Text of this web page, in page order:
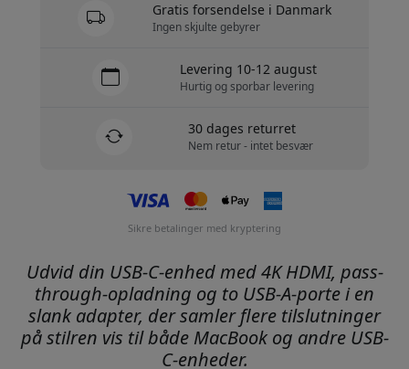
Gratis forsendelse i Danmark
Ingen skjulte gebyrer
Levering 10-12 august
Hurtig og sporbar levering
30 dages returret
Nem retur - intet besvær
Sikre betalinger med kryptering
Udvid din USB-C-enhed med 4K HDMI, pass-
through-opladning og to USB-A-porte i en
slank adapter, der samler flere tilslutninger
på stilren vis til både MacBook og andre USB-
C-enheder.